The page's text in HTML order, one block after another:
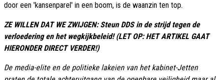
door een 'kansenparel' in een boom, is de waanzin ten top.
ZE WILLEN DAT WE ZWIJGEN: Steun DDS in de strijd tegen de
verloedering en het wegkijkbeleid! (LET OP: HET ARTIKEL GAAT
HIERONDER DIRECT VERDER!)
De media-elite en de politieke lakeien van het kabinet-Jetten